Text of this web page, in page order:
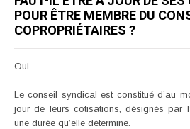
POUR ÊTRE MEMBRE DU
COPROPRIÉTAIRES ?
Oui.
Le conseil syndical est constitué d’au
jour de leurs cotisations, désignés par
une durée qu’elle détermine.